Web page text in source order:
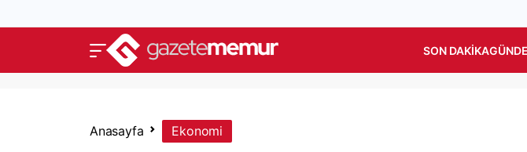
SON DAKIKA
Anasayfa Ekonomi